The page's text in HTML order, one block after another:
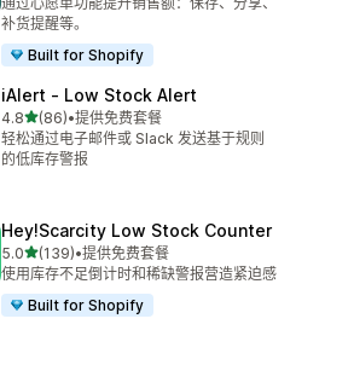
补货提醒等。
Built for Shopify
iAlert ‑ Low Stock Alert
4.8星（满分 5 星）
(86)
总共 86 条评论
•提供免费套餐
轻松通过电子邮件或 Slack 发送基于规则
的低库存警报
Hey!Scarcity Low Stock Counter
5.0星（满分 5 星）
(139)
总共 139 条评论
•提供免费套餐
使用库存不足倒计时和稀缺警报营造紧迫感
Built for Shopify